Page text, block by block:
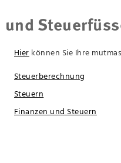
Hier können Sie Ihre
Steuerberechnung
Steuern
Finanzen und Steuern